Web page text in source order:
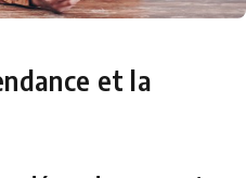
et la